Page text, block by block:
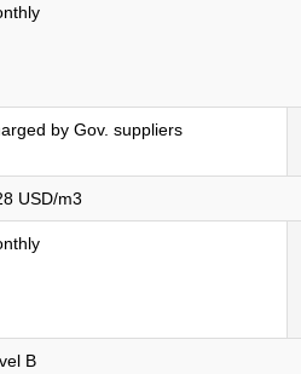
by Gov. suppliers
USD/m3
B